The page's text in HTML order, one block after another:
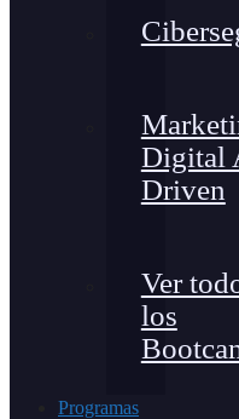
Digital
Driven
Ver
los
Programas